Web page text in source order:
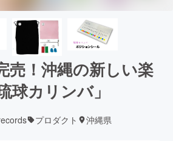
売！沖縄の新しい楽
球カリンバ」
プロダクト 沖縄県